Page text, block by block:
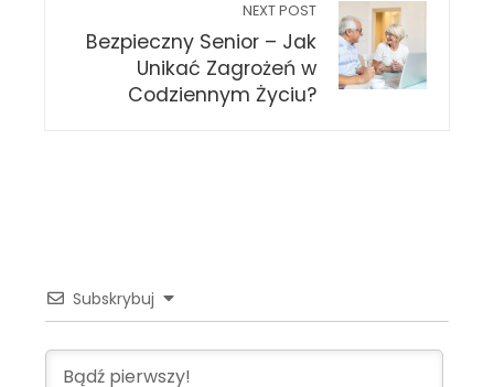
NEXT POST
Bezpieczny Senior – Jak
Unikać Zagrożeń w
Codziennym Życiu?
Subskrybuj